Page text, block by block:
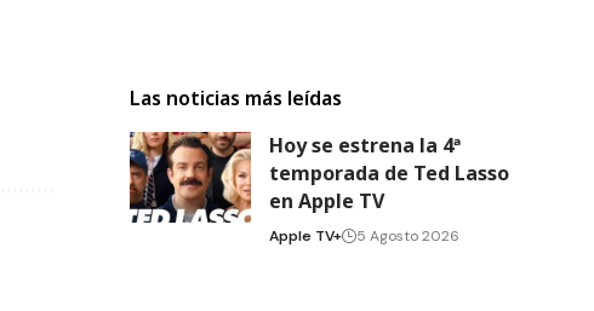
Las noticias más leídas
Hoy se estrena la 4ª
temporada de Ted Lasso
en Apple TV
Apple TV+ 5 Agosto 2026